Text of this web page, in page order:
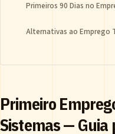
Primeiros 90 Dias no
Alternativas ao Emprego
Primeiro
Sistemas —